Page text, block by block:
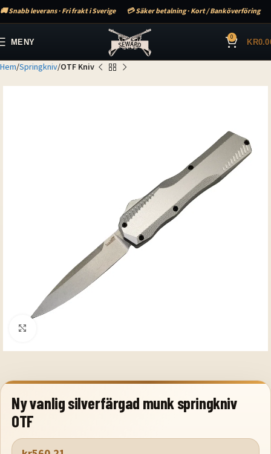
🚚 Snabb leverans · Fri frakt i Sverige 💳 Säker betalning · Kort / Banköverföring
MENY 0 KR
Hem Springkniv OTF Kniv
Ny vanlig silverfärgad munk springkniv
OTF